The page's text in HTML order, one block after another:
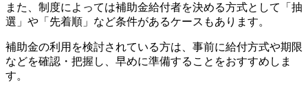
また、制度によっては補助金給付者を決める方式として「抽
選」や「先着順」など条件があるケースもあります。
補助金の利用を検討されている方は、事前に給付方式や期限
などを確認・把握し、早めに準備することをおすすめしま
す。